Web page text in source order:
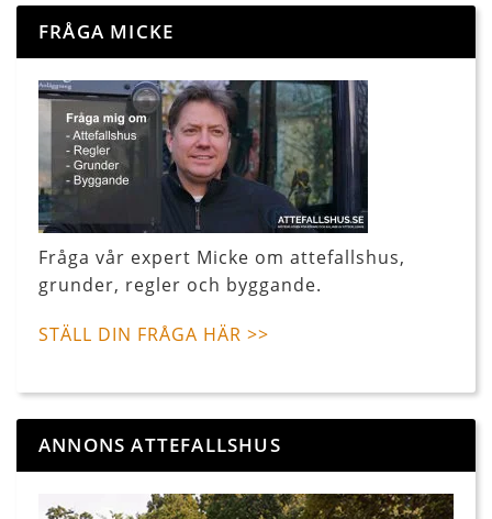
FRÅGA MICKE
Fråga vår expert Micke om attefallshus,
grunder, regler och byggande.
STÄLL DIN FRÅGA HÄR >>
ANNONS ATTEFALLSHUS